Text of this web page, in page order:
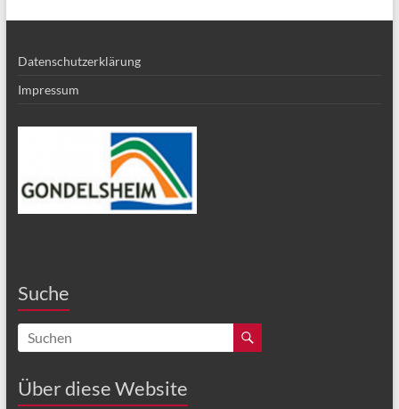
Datenschutzerklärung
Impressum
Suche
Über diese Website